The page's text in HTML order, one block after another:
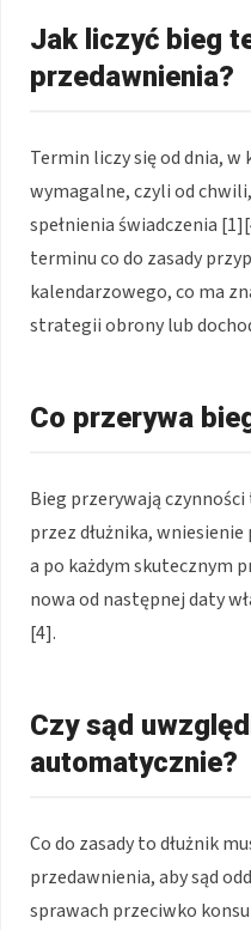
Jak liczyć bieg
przedawnienia?
Termin liczy się od dnia,
wymagalne, czyli od
spełnienia świadczenia
terminu co do zasady
kalendarzowego, co ma
strategii obrony lub
Co przerywa
Bieg przerywają
przez dłużnika,
a po każdym skutecznym
nowa od następnej daty
[4].
Czy sąd
automatycznie?
Co do zasady to dłużnik
przedawnienia, aby sąd
sprawach przeciwko